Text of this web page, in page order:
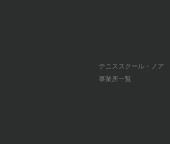
テニススクール・ノア
事業所一覧